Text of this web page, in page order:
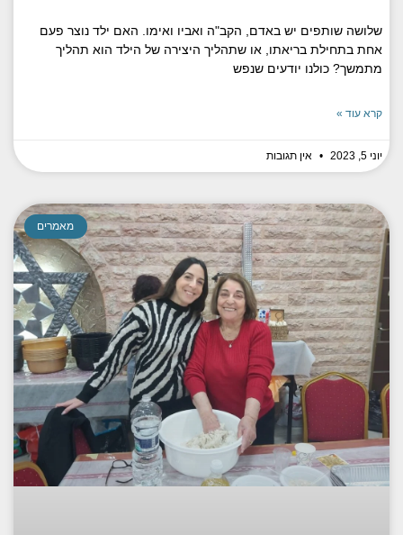
שלושה שותפים יש באדם, הקב"ה ואביו ואימו. האם ילד נוצר פעם
אחת בתחילת בריאתו, או שתהליך היצירה של הילד הוא תהליך
מתמשך? כולנו יודעים שנפש
קרא עוד »
יוני 5, 2023 אין תגובות
מאמרים